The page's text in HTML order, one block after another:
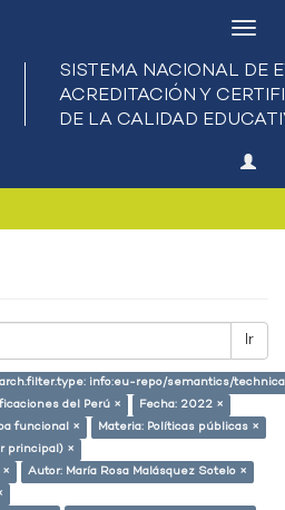
Ir
info:eu-repo/semantics/
del Perú ×
Fecha: 2022 ×
funcional ×
Materia: Políticas públicas ×
principal) ×
Autor: María Rosa Malásquez Sotelo ×